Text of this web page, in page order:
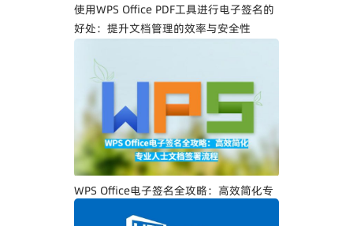
使用WPS Office PDF工具进行电子签名的
好处：提升文档管理的效率与安全性
WPS Office电子签名全攻略：高效简化专